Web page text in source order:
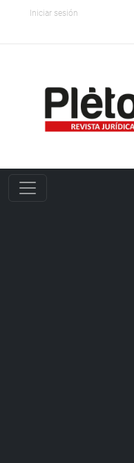
Iniciar sesión